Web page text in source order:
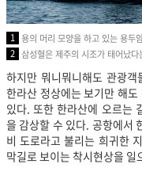
1 용의 머리 모양을 하고 있는 용두
2 삼성혈은 제주의 시조가 태어났
하지만 뭐니뭐니해도 관광
한라산 정상에는 보기만 해
있다. 또한 한라산에 오르는
을 감상할 수 있다. 공항에서
비 도로라고 불리는 희귀한
막길로 보이는 착시현상을 일